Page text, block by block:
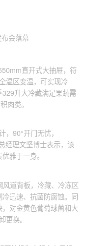
直开式大抽屉，符
区变温，可实现冷
升大冷藏满足果蔬需
肉类。
90°开门无忧，
经理文坚博士表示，该
雅于一身。
道背板，冷藏、冷冻区
迅速、抗菌防腐蚀。同
对金黄色葡萄球菌和大
更换。